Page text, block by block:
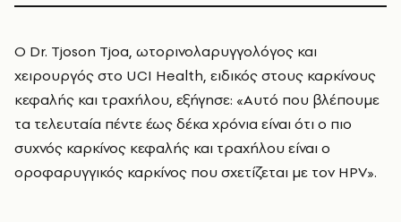
Ο Dr. Tjoson Tjoa, ωτορινολαρυγγολόγος και
χειρουργός στο UCI Health, ειδικός στους καρκίνους
κεφαλής και τραχήλου, εξήγησε: «Αυτό που βλέπουμε
τα τελευταία πέντε έως δέκα χρόνια είναι ότι ο πιο
συχνός καρκίνος κεφαλής και τραχήλου είναι ο
οροφαρυγγικός καρκίνος που σχετίζεται με τον HPV».